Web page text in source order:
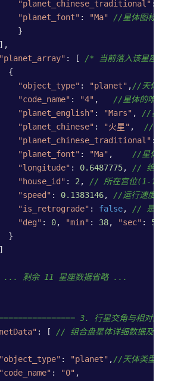
"planet_chinese_traditional" :
"planet_font" : "Ma"
//星体图标映射
}
"planet_array" : [ /* 当前落入该星座的星
{
"object_type" : "planet" ,//天体类型
"code_name" : "4" , //星体的唯一标识
"planet_english" : "Mars" , //星体英
"planet_chinese" : "火星" , //星体中
"planet_chinese_traditional" :
"planet_font" : "Ma" , //星体图标
"longitude" : 0.6487775, // 绝对经度
"house_id" : 2, // 所在宫位(1-12)
"speed" : 0.1383146, //运行速度，枚举
"is_retrograde" : false, // 是否逆行
"deg" : 0, "min" : 38, "sec" : 56
}
剩余 11 星座数据省略 ...
3. 行星交角与相对坐标
: [ // 组合盘星体详细数据及内部相
"object_type" : "planet" ,//天体类型，
"code_name" : "0" ,